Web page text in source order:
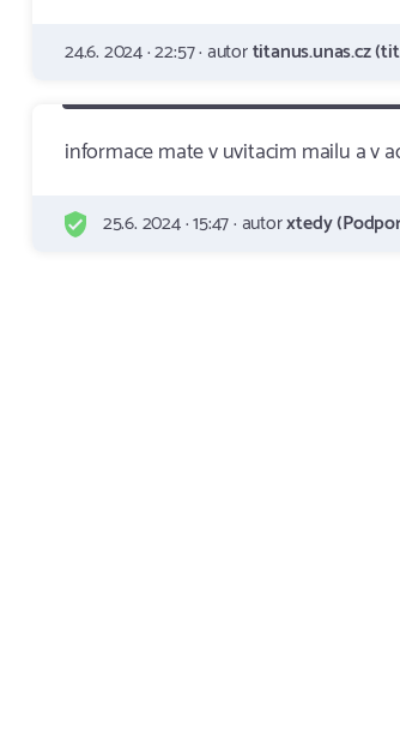
24.6. 2024 · 22:57 · autortitanus.unas.cz
informace mate v uvitacim mailu a v
25.6. 2024 · 15:47 · autorxtedy